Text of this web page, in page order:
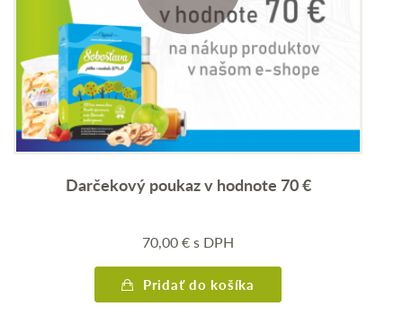
Darčekový poukaz v hodnote 70 €
70,00€s DPH
Pridať do košíka